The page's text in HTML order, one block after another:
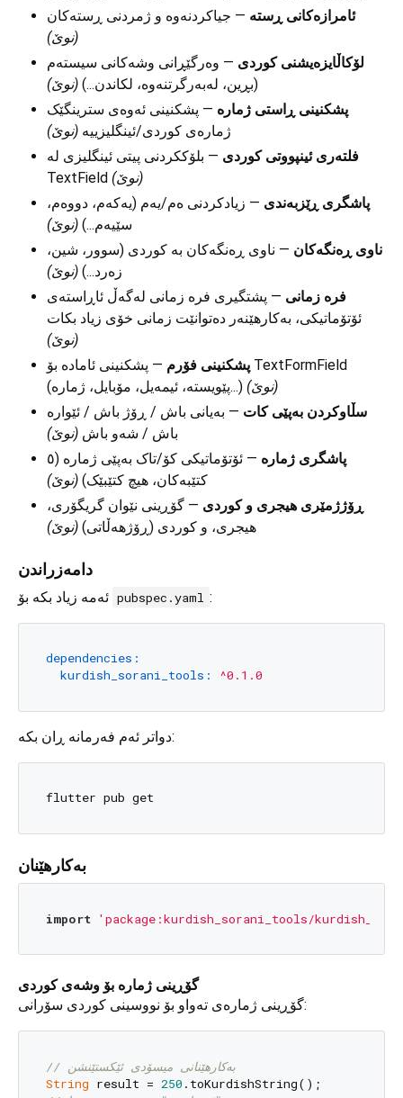
ئامرازەکانی ڕستە — جیاکردنەوە و ژمردنی ڕستەکان
(نوێ)
لۆکاڵایزەیشنی کوردی — وەرگێڕانی وشەکانی سیستەم
(بڕین، لەبەرگرتنەوە، لکاندن...) (نوێ)
پشکنینی ڕاستی ژمارە — پشکنینی ئەوەی سترینگێک
ژمارەی کوردی/ئینگلیزییە (نوێ)
فلتەری ئینپووتی کوردی — بلۆککردنی پیتی ئینگلیزی لە
TextField
(نوێ)
پاشگری ڕێزبەندی — زیادکردنی ەم/یەم (یەکەم، دووەم،
سێیەم...) (نوێ)
ناوی ڕەنگەکان — ناوی ڕەنگەکان بە کوردی (سوور، شین،
زەرد...) (نوێ)
فرە زمانی — پشتگیری فرە زمانی لەگەڵ ئاڕاستەی
ئۆتۆماتیکی، بەکارهێنەر دەتوانێت زمانی خۆی زیاد بکات
(نوێ)
پشکنینی فۆرم — پشکنینی ئامادە بۆ TextFormField
(پێویستە، ئیمەیل، مۆبایل، ژمارە...)
(نوێ)
سڵاوکردن بەپێی کات — بەیانی باش / ڕۆژ باش / ئێوارە
باش / شەو باش (نوێ)
پاشگری ژمارە
— ئۆتۆماتیکی کۆ/تاک بەپێی ژمارە (٥
کتێبەکان، هیچ کتێبێک) (نوێ)
ڕۆژژمێری هیجری و کوردی — گۆڕینی نێوان گریگۆری،
هیجری، و کوردی (ڕۆژهەڵاتی) (نوێ)
دامەزراندن
pubspec.yaml :
dependencies:
kurdish_sorani_tools:
^0.1.0
دواتر ئەم فەرمانە ڕان بکە:
بەکارهێنان
import 'package:kurdish_sorani_tools/
گۆڕینی ژمارە بۆ وشەی کوردی
گۆڕینی ژمارەی تەواو بۆ نووسینی کوردی سۆرانی:
// بەکارهێنانی میسۆدی ئێکستێنشن
String result = 250